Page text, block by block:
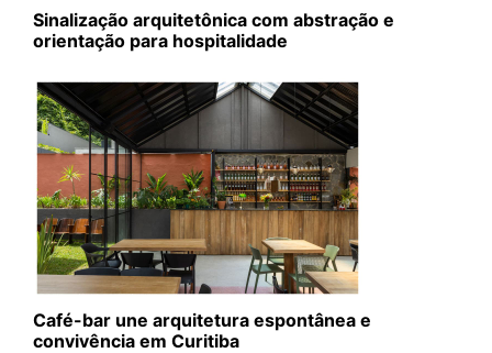
Sinalização arquitetônica com abstração e
orientação para hospitalidade
Café-bar une arquitetura espontânea e
convivência em Curitiba